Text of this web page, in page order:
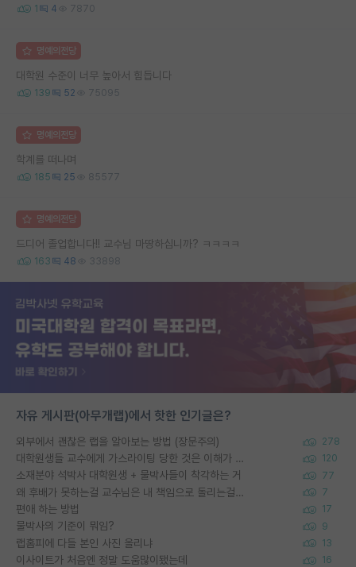
1 4 7870
명예의전당
대학원 수준이 너무 높아서 힘듭니다
139 52 75095
명예의전당
학계를 떠나며
185 25 85577
명예의전당
드디어 졸업합니다!! 교수님 마땅하십니까? ㅋㅋㅋㅋ
163 48 33898
자유 게시판(아무개랩)에서 핫한 인기글은?
외부에서 괜찮은 랩을 알아보는 방법 (장문주의) 278
대학원생들 교수에게 가스라이팅 당한 것은 이해가 갑니다. 안타깝네요. 120
소재분야 석박사 대학원생 + 물박사들이 착각하는 거 77
왜 후배가 못하는걸 교수님은 내 책임으로 돌리는걸까요? 7
편애 하는 방법 17
물박사의 기준이 뭐임? 9
랩홈피에 다들 본인 사진 올리냐 13
이사이트가 처음엔 정말 도움많이됐는데 16